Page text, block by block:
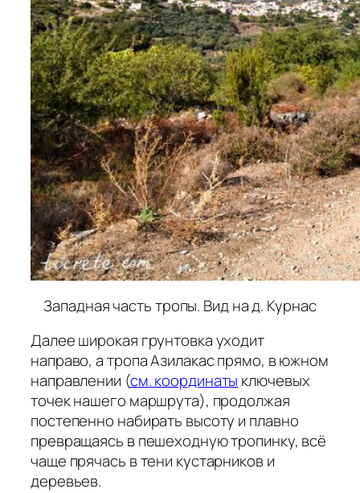
Западная часть тропы. Вид на д. Курнас
Далее широкая грунтовка уходит
направо, а тропа Азилакас прямо, в южном
направлении (см. координаты ключевых
точек нашего маршрута), продолжая
постепенно набирать высоту и плавно
превращаясь в пешеходную тропинку, всё
чаще прячась в тени кустарников и
деревьев.